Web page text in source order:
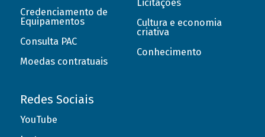
Credenciamento de
Equipamentos
Consulta PAC
Moedas contratuais
Licitações
Cultura e economia
criativa
Conhecimento
Redes Sociais
YouTube